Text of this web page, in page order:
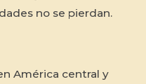
no se pierdan.
América central y